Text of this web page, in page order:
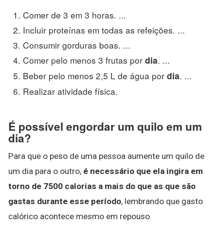
Comer de 3 em 3 horas. ...
Incluir proteínas em todas as refeições. ...
Consumir gorduras boas. ...
Comer pelo menos 3 frutas por dia. ...
Beber pelo menos 2,5 L de água por dia. ...
Realizar atividade física.
É possível engordar um quilo em um
dia?
Para que o peso de uma pessoa aumente um quilo de
um dia para o outro, é necessário que ela ingira em
torno de 7500 calorias a mais do que as que são
gastas durante esse período, lembrando que gasto
calórico acontece mesmo em repouso.